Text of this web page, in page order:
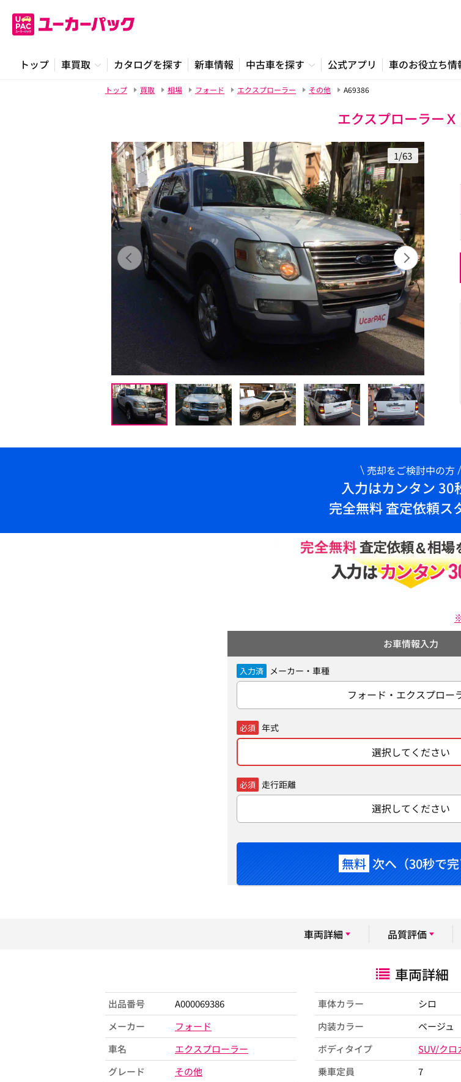
トップ 車買取 カタログを探す 新車情報 中古車を探す 公式アプリ 車のお役立ち情
トップ 買取 相場 フォード エクスプローラー その他 A69386
エクスプローラーＸ
1/63
売却をご検討中の方
入力はカンタン 30
完全無料 査定依頼ス
お車情報入力
入力済 メーカー・車種
フォード・エクスプロー
必須 年式
選択してください
必須 走行距離
選択してください
無料 次へ（30秒で完
車両詳細 品質評価
車両詳細
出品番号
A000069386
メーカー
フォード
車名
エクスプローラー
グレード
その他
車体カラー
シロ
内装カラー
ベージュ
ボディタイプ
SUV/クロ
乗車定員
7